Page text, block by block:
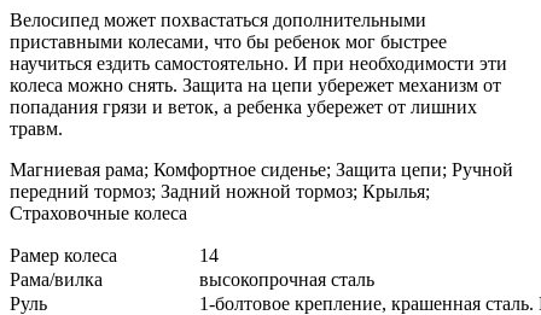
Велосипед может похвастаться дополнительными
приставными колесами, что бы ребенок мог быстрее
научиться ездить самостоятельно. И при необходимости эти
колеса можно снять. Защита на цепи убережет механизм от
попадания грязи и веток, а ребенка убережет от лишних
травм.
Магниевая рама; Комфортное сиденье; Защита цепи; Ручной
передний тормоз; Задний ножной тормоз; Крылья;
Страховочные колеса
Рамер колеса
14
Рама/вилка
высокопрочная сталь
Руль
1-болтовое крепление, крашенная